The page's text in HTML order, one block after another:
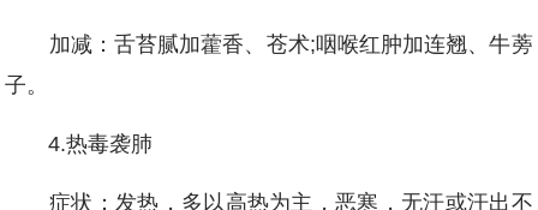
加减：舌苔腻加藿香、苍术;咽喉红肿加连翘、牛蒡
子。
4.热毒袭肺
症状：发热，多以高热为主，恶寒，无汗或汗出不